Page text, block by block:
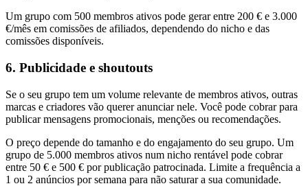
Um grupo com 500 membros ativos pode gerar entre 200 € e 3.000
€/mês em comissões de afiliados, dependendo do nicho e das
comissões disponíveis.
6. Publicidade e shoutouts
Se o seu grupo tem um volume relevante de membros ativos, outras
marcas e criadores vão querer anunciar nele. Você pode cobrar para
publicar mensagens promocionais, menções ou recomendações.
O preço depende do tamanho e do engajamento do seu grupo. Um
grupo de 5.000 membros ativos num nicho rentável pode cobrar
entre 50 € e 500 € por publicação patrocinada. Limite a frequência a
1 ou 2 anúncios por semana para não saturar a sua comunidade.